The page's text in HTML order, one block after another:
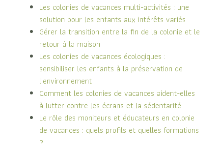
Les colonies de vacances multi-activités : une
solution pour les enfants aux intérêts variés
Gérer la transition entre la fin de la colonie et le
retour à la maison
Les colonies de vacances écologiques :
sensibiliser les enfants à la préservation de
l'environnement
Comment les colonies de vacances aident-elles
à lutter contre les écrans et la sédentarité
Le rôle des moniteurs et éducateurs en colonie
de vacances : quels profils et quelles formations
?